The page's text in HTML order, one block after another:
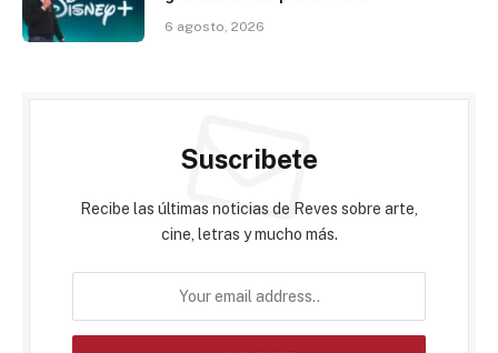
6 agosto, 2026
Suscribete
Recibe las últimas noticias de Reves sobre arte,
cine, letras y mucho más.